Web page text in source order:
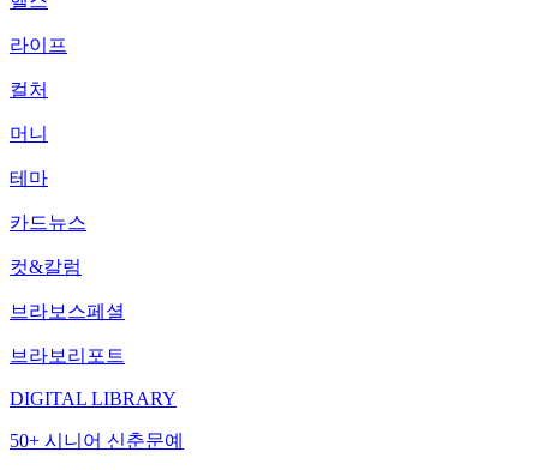
라이프
컬처
머니
테마
카드뉴스
컷&칼럼
브라보스페셜
브라보리포트
DIGITAL LIBRARY
50+ 시니어 신춘문예